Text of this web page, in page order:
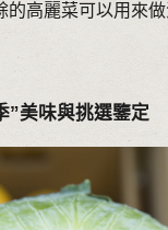
的高麗菜可以用來做
”美味與挑選鑒定